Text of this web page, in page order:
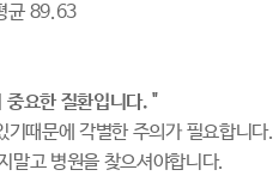
균 89.63
중요한 질환입니다. "
때문에 각별한 주의가 필요합니다.
말고 병원을 찾으셔야합니다.